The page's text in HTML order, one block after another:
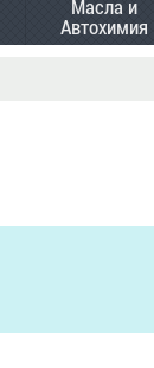
Масла и
Автохимия